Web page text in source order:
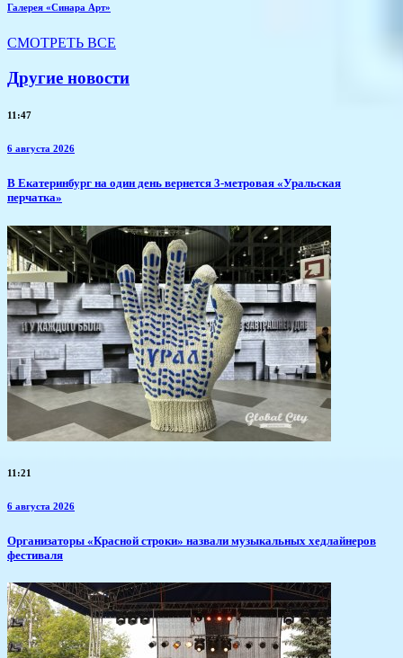
Галерея «Синара Арт»
СМОТРЕТЬ ВСЕ
Другие новости
11:47
6 августа 2026
В Екатеринбург на один день вернется 3-метровая «Уральская
перчатка»
11:21
6 августа 2026
​Организаторы «Красной строки» назвали музыкальных хедлайнеров
фестиваля